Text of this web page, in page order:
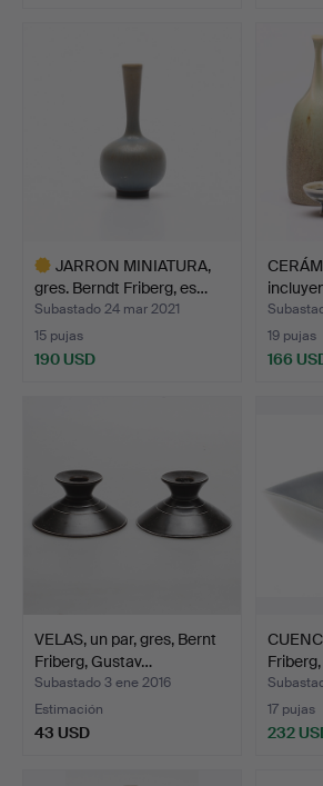
JARRON MINIATURA,
gres. Berndt Friberg, es…
Subastado 24 mar 2021
15 pujas
190 USD
19 pujas
166
VELAS, un par, gres, Bernt
Friberg, Gustav…
Subastado 3 ene 2016
Estimación
43 USD
17 pujas
232